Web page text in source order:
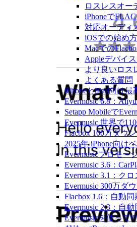
ロスレスオー
iPhoneで
対応オーディ
iOSでの始め方
Macでの
Appleデバイ
より良いロス
よくある質問
iPhoneとiPad向け
Evermusic 6.8：
Setapp Mobileで
Evermusic 世界で
Flacbox 100万ダウ
2025年 iPhone向け
Evermusicプロモー
Evermusic 3.6：
Evermusic 3.1：ク
Evermusic 300万ダ
Flacbox 1.6：自動
Evermusic 2.3：自
Evermusicを使って